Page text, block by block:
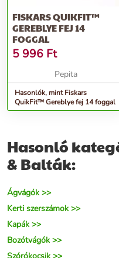
FISKARS QUIKFIT™
GEREBLYE FEJ 14
FOGGAL
5 996 Ft
Pepita
Hasonlók, mint Fiskars
QuikFit™ Gereblye fej 14 foggal
Hasonló
& Balták:
Ágvágók >>
Kerti szerszámok >>
Kapák >>
Bozótvágók >>